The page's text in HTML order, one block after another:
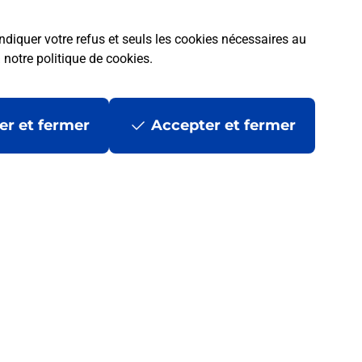
votre refus et seuls les cookies nécessaires au
notre politique de cookies.
et fermer Accepter et fermer